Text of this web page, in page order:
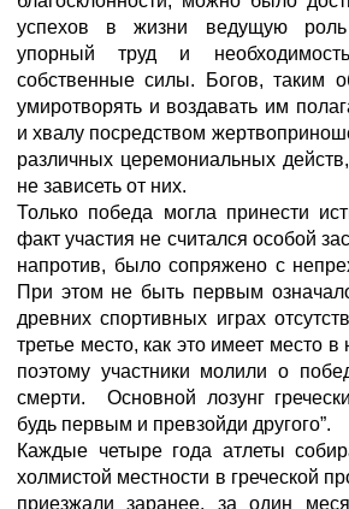
успехов в жизни ведущую роль
упорный труд и
собственные силы. Богов, таким
умиротворять и воздавать им
и хвалу посредством
различных церемониальных
не зависеть от них.
Только победа могла принести
факт участия не считался особой
напротив, было сопряжено с
При этом не быть первым
древних спортивных играх
третье место, как это имеет место
поэтому участники молили о
смерти. Основной лозунг
будь первым и превзойди другого”.
Каждые четыре года атлеты
холмистой местности в греческой
приезжали заранее, за один